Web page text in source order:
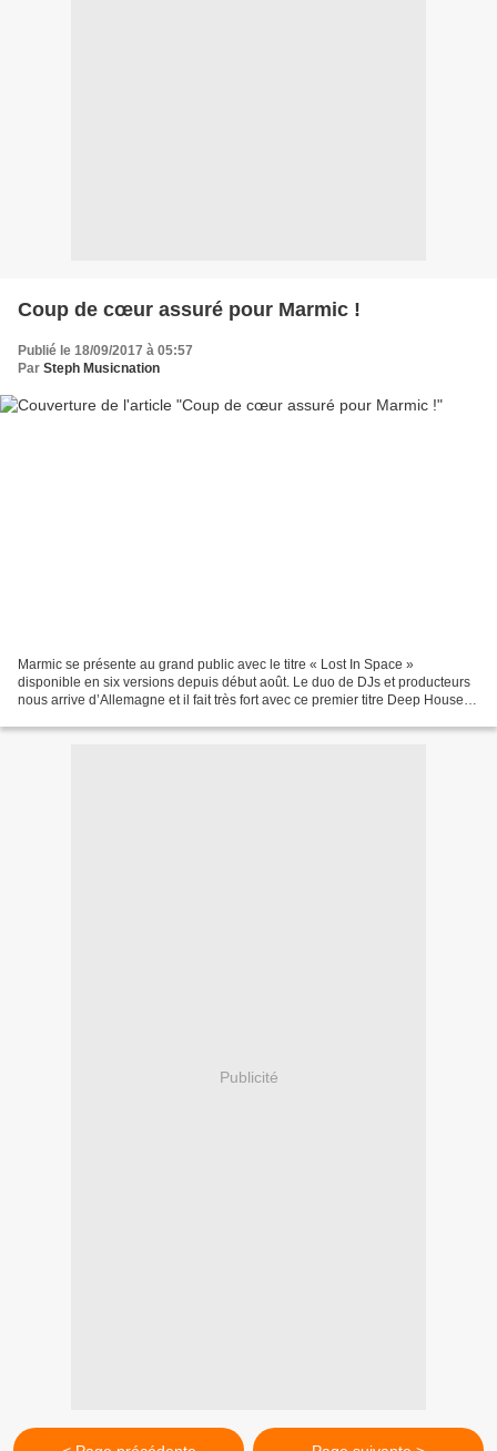
Coup de cœur assuré pour Marmic !
Publié le 18/09/2017 à 05:57
Par Steph Musicnation
Marmic se présente au grand public avec le titre « Lost In Space »
disponible en six versions depuis début août. Le duo de DJs et producteurs
nous arrive d’Allemagne et il fait très fort avec ce premier titre Deep House
Publicité